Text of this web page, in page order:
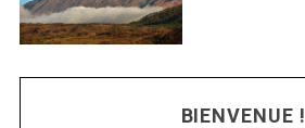
BIENVENUE !